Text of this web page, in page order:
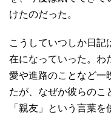
けたのだった。
こうしていつしか日記
在になっていった。わ
愛や進路のことなど一
たが、なぜか彼らのこ
「親友」という言葉